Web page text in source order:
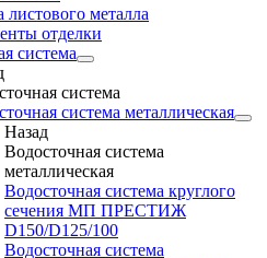
листового металла
отделки
система
система
система металлическая
Назад
Водосточная система
металлическая
Водосточная система круглого
сечения МП ПРЕСТИЖ
D150/D125/100
Водосточная система